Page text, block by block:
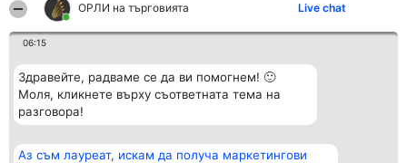
ОРЛИ на търговията Live chat
06:15
Здравейте, радваме се да ви помогнем! 🙂
Моля, кликнете върху съответната тема на
разговора!
Аз съм лауреат, искам да получа маркетингови
Организатор на
Класация Контакти